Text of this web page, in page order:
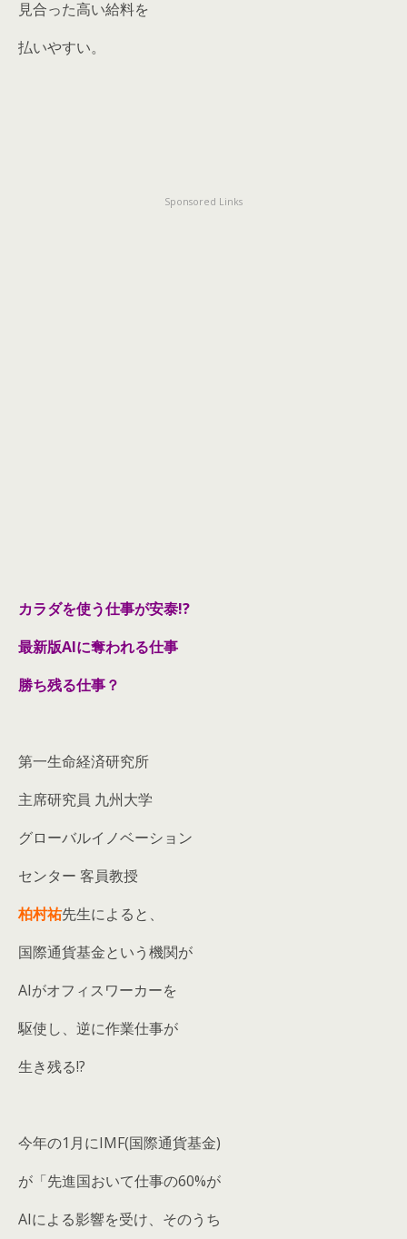
見合った高い給料を
払いやすい。
Sponsored Links
カラダを使う仕事が安泰!?
最新版AIに奪われる仕事
勝ち残る仕事？
第一生命経済研究所
主席研究員 九州大学
グローバルイノベーション
センター 客員教授
柏村祐先生によると、
国際通貨基金という機関が
AIがオフィスワーカーを
駆使し、逆に作業仕事が
生き残る!?
今年の1月にIMF(国際通貨基金)
が「先進国おいて仕事の60%が
AIによる影響を受け、そのうち